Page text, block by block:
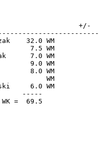
+/-    %
32.0 WM
7.5 WM
7.0 WM
9.0 WM
8.0 WM
WM
6.0 WM
-----